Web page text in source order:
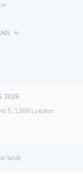
2026
5, 1366 Lysaker
bruk